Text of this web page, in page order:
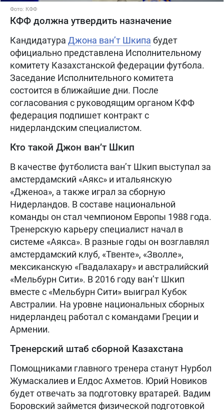
Фото: КФФ
КФФ должна утвердить назначение
Кандидатура Джона ван’т Шкипа будет
официально представлена Исполнительному
комитету Казахстанской федерации футбола.
Заседание Исполнительного комитета
состоится в ближайшие дни. После
согласования с руководящим органом КФФ
федерация подпишет контракт с
нидерландским специалистом.
Кто такой Джон ван’т Шкип
В качестве футболиста ван’т Шкип выступал за
амстердамский «Аякс» и итальянскую
«Дженоа», а также играл за сборную
Нидерландов. В составе национальной
команды он стал чемпионом Европы 1988 года.
Тренерскую карьеру специалист начал в
системе «Аякса». В разные годы он возглавлял
амстердамский клуб, «Твенте», «Зволле»,
мексиканскую «Гвадалахару» и австралийский
«Мельбурн Сити». В 2016 году ван’т Шкип
вместе с «Мельбурн Сити» выиграл Кубок
Австралии. На уровне национальных сборных
нидерландец работал с командами Греции и
Армении.
Тренерский штаб сборной Казахстана
Помощниками главного тренера станут Нурбол
Жумаскалиев и Елдос Ахметов. Юрий Новиков
будет отвечать за подготовку вратарей. Вадим
Боровский займется физической подготовкой